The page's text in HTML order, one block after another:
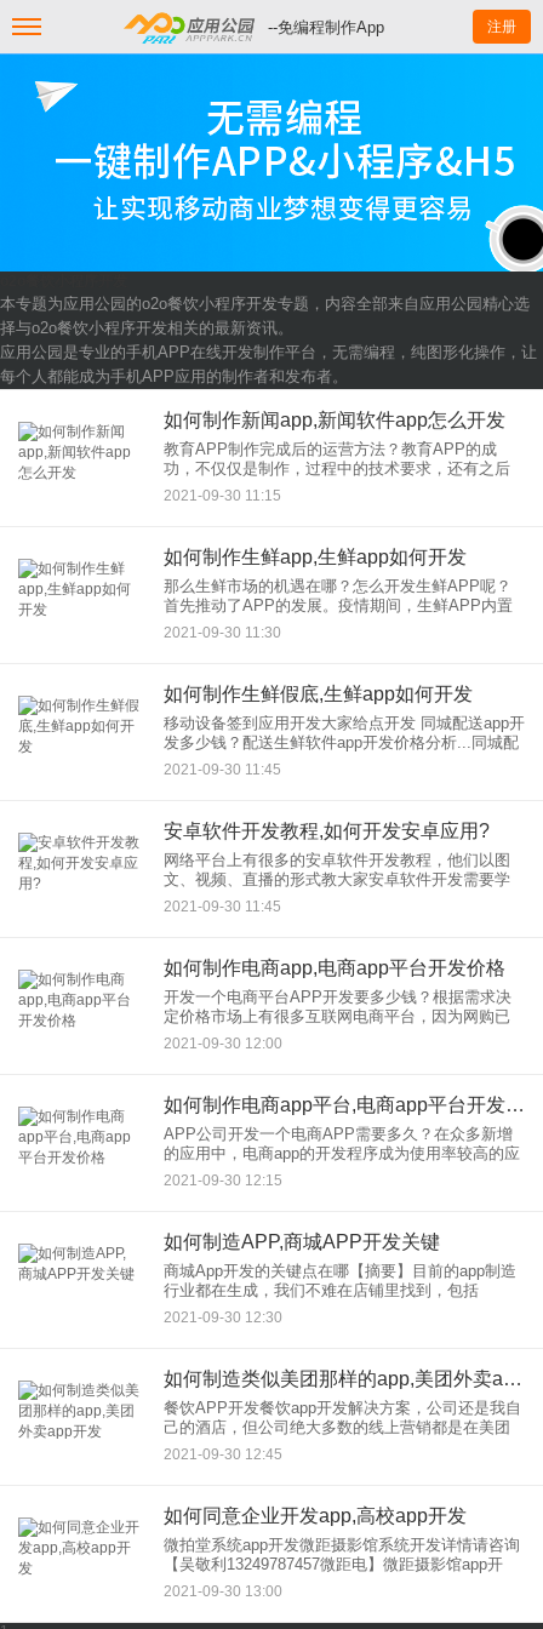
--免编程制作App 注册
本专题为应用公园的o2o餐饮小程序开发专题，内容全部来自应用公园精心选
择与o2o餐饮小程序开发相关的最新资讯。
应用公园是专业的手机APP在线开发制作平台，无需编程，纯图形化操作，让
每个人都能成为手机APP应用的制作者和发布者。
如何制作新闻app,新闻软件app怎么开发
教育APP制作完成后的运营方法？教育APP的成
功，不仅仅是制作，过程中的技术要求，还有之后
的运营，这也是教育APP成功的关键。因为酷炫的
2021-09-30 11:15
如何制作生鲜app,生鲜app如何开发
那么生鲜市场的机遇在哪？怎么开发生鲜APP呢？
首先推动了APP的发展。疫情期间，生鲜APP内置
产品销量超过快递销量。越来越多的人想在家做炉
2021-09-30 11:30
如何制作生鲜假底,生鲜app如何开发
移动设备签到应用开发大家给点开发 同城配送app开
发多少钱？配送生鲜软件app开发价格分析...同城配
送APP软件制作需要多少钱？我觉得开发是一款配
2021-09-30 11:45
安卓软件开发教程,如何开发安卓应用?
网络平台上有很多的安卓软件开发教程，他们以图
文、视频、直播的形式教大家安卓软件开发需要学
什么软件，通过这些软件如何开发安卓应用。 从零
2021-09-30 11:45
如何制作电商app,电商app平台开发价格
开发一个电商平台APP开发要多少钱？根据需求决
定价格市场上有很多互联网电商平台，因为网购已
经成为人们的主要购物习惯。因此，在当前的移动
2021-09-30 12:00
如何制作电商app平台,电商app平台开发价格
APP公司开发一个电商APP需要多久？在众多新增
的应用中，电商app的开发程序成为使用率较高的应
用之一。据统计，在美国，绝大多数B2C平台，甚至
2021-09-30 12:15
如何制造APP,商城APP开发关键
商城App开发的关键点在哪【摘要】目前的app制造
行业都在生成，我们不难在店铺里找到，包括
JD.COM商城，淘宝天猫等等。公司商城APP制造开
2021-09-30 12:30
如何制造类似美团那样的app,美团外卖app开发
餐饮APP开发餐饮app开发解决方案，公司还是我自
己的酒店，但公司绝大多数的线上营销都是在美团
外卖、饿了么外卖等外卖app上创建的，这对餐饮不
2021-09-30 12:45
如何同意企业开发app,高校app开发
微拍堂系统app开发微距摄影馆系统开发详情请咨询
【吴敬利13249787457微距电】微距摄影馆app开
发，微距摄影馆软件开发，微距摄影馆模式开发，
微距摄影
2021-09-30 13:00